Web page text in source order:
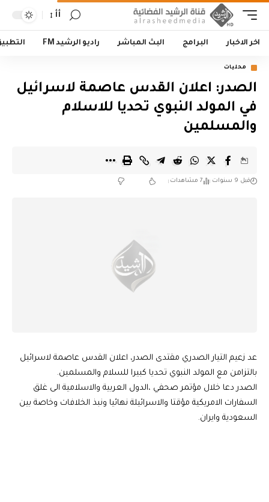
أأ
اخر الاخبار البرامج البث المباشر راديو الرشيد FM
محليات
الصدر: اعلان القدس عاصمة لاسرائيل
في المولد النبوي تحديا للاسلام
والمسلمين
قبل 9 سنوات 7 مشاهدات
عد زعيم التيار الصدري مقتدى الصدر، اعلان القدس عاصمة لاسرائيل
بالتزامن مع المولد النبوي تحديا كبيرا للسلام والمسلمين.
الصدر دعا خلال مؤتمر صحفي ،الدول العربية والاسلامية الى غلق
السفارات الامريكية مؤقتا والاسرائيلة نهائيا ونبذ الخلافات وخاصة بين
السعودية وايران.